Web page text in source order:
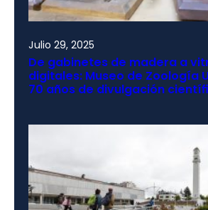
Julio 29, 2025
De gabinetes de madera a
digitales: Museo de Zoología
70 años de divulgación